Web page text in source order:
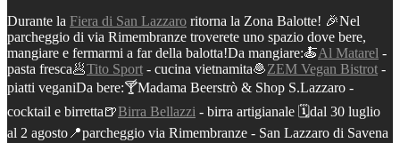
Durante la Fiera di San Lazzaro ritorna la Zona Balotte! 🎉Nel
parcheggio di via Rimembranze troverete uno spazio dove bere,
mangiare e fermarmi a far della balotta!Da mangiare:🍝Al Matarel -
pasta fresca🥟Tito Sport - cucina vietnamita🧆ZEM Vegan Bistrot -
piatti veganiDa bere:🍸Madama Beerstrò & Shop S.Lazzaro -
cocktail e birretta🍺Birra Bellazzi - birra artigianale 🗓️dal 30 luglio
al 2 agosto 📍parcheggio via Rimembranze - San Lazzaro di Savena